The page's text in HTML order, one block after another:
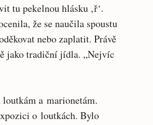
tu pekelnou hlásku ‚ř‘.
že se naučila spoustu
nebo zaplatit. Právě
jako tradiční jídla. „Nejvíc
a marionetám.
o loutkách. Bylo